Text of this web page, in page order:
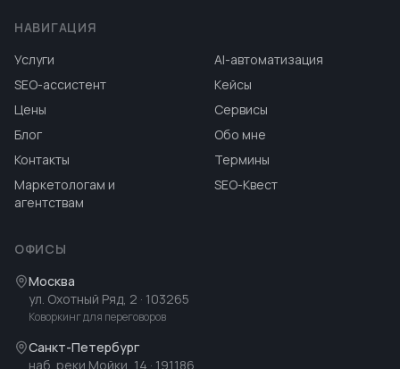
НАВИГАЦИЯ
Услуги
AI-автоматизация
SEO-ассистент
Кейсы
Цены
Сервисы
Блог
Обо мне
Контакты
Термины
Маркетологам и
агентствам
SEO-Квест
ОФИСЫ
Москва
ул. Охотный Ряд, 2 · 103265
Коворкинг для переговоров
Санкт-Петербург
наб. реки Мойки, 14 · 191186